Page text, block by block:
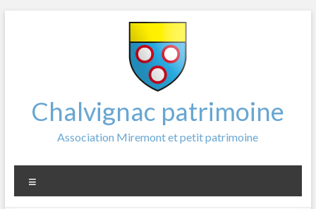
Chalvignac patrimoine
Association Miremont et petit patrimoine